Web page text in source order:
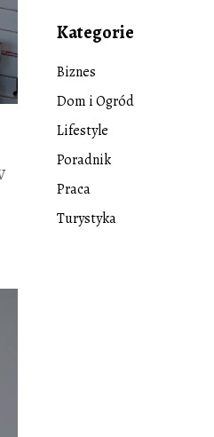
Kategorie
Biznes
Dom i Ogród
Lifestyle
Poradnik
Praca
Turystyka